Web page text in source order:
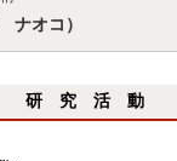
オコ）
研 究 活 動